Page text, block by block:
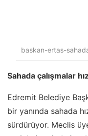
baskan-ertas-
Sahada çalışmalar
Edremit Belediye
bir yanında sahada
sürdürüyor. Meclis